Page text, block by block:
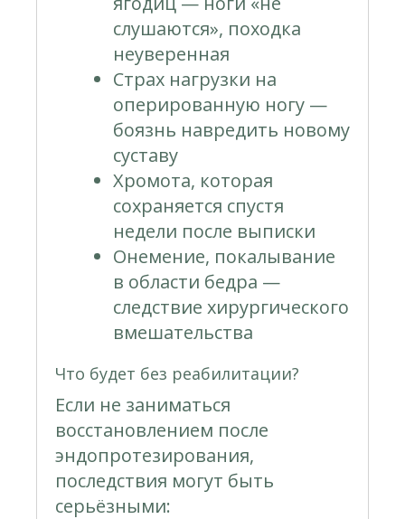
слушаются», походка
неуверенная
Страх нагрузки на
оперированную ногу —
боязнь навредить новому
суставу
Хромота, которая
сохраняется спустя
недели после выписки
Онемение, покалывание
в области бедра —
следствие хирургического
вмешательства
Что будет без реабилитации?
Если не заниматься
восстановлением после
эндопротезирования,
последствия могут быть
серьёзными: